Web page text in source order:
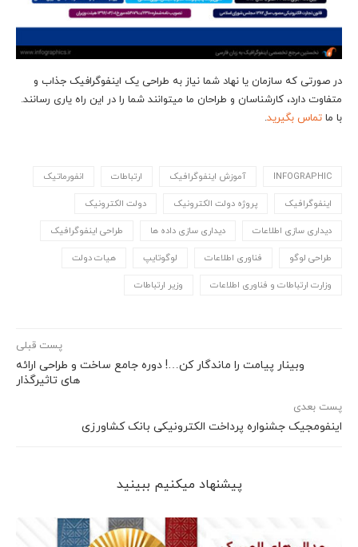
در صورتی که سازمان یا نهاد شما نیاز به طراحی یک اینفوگرافیک جذاب و
متفاوت دارد، کارشناسان و طراحان ما می‎توانند شما را در این راه یاری رسانند.
با ما تماس بگیرید.
INFOGRAPHIC آموزش اینفوگرافیک ارتباطات انفورماتیک
اینفوگرافیک پروژه دولت الکترونیک دولت الکترونیک
دیداری سازی اطلاعات دیداری سازی داده ها طراحی اینفوگرافیک
طراحی لوگو فناوری اطلاعات لوگوتایپ هیات دولت
وزارت ارتباطات و فناوری اطلاعات وزیر ارتباطات
پست قبلی
وبینار پیامت را ماندگار کن…! دوره جامع ساخت و طراحی ارائه
های تاثیرگذار
پست بعدی
اینفومجیک جشنواره پرداخت الکترونیکی بانک کشاورزی
پیشنهاد می‎کنیم ببینید